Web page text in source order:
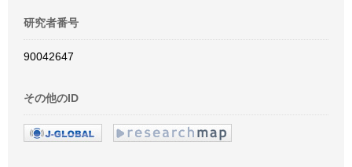
研究者番号
90042647
その他のID